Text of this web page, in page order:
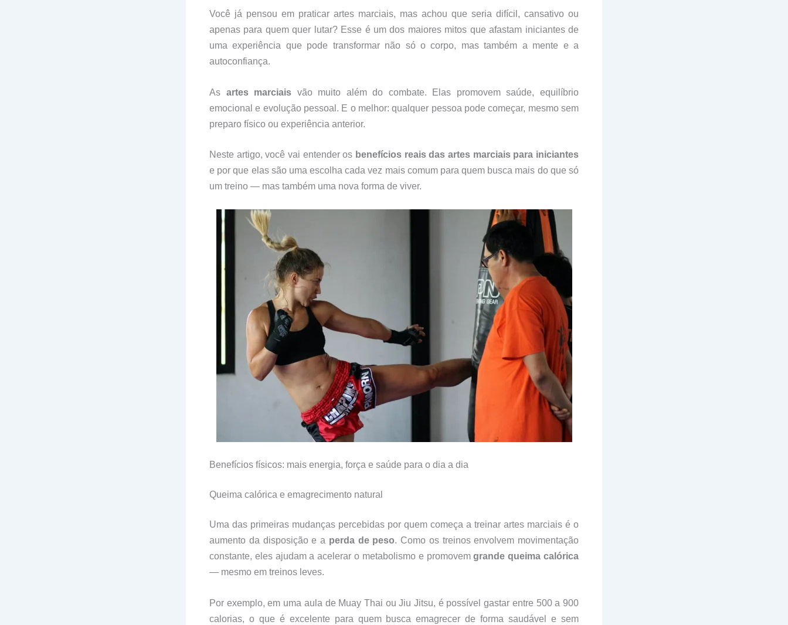
Você já pensou em praticar artes marciais, mas achou que seria difícil, cansativo ou
apenas para quem quer lutar? Esse é um dos maiores mitos que afastam iniciantes de
uma experiência que pode transformar não só o corpo, mas também a mente e a
autoconfiança.
As artes marciais vão muito além do combate. Elas promovem saúde, equilíbrio
emocional e evolução pessoal. E o melhor: qualquer pessoa pode começar, mesmo sem
preparo físico ou experiência anterior.
Neste artigo, você vai entender os benefícios reais das artes marciais para iniciantes
e por que elas são uma escolha cada vez mais comum para quem busca mais do que só
um treino — mas também uma nova forma de viver.
Benefícios físicos: mais energia, força e saúde para o dia a dia
Queima calórica e emagrecimento natural
Uma das primeiras mudanças percebidas por quem começa a treinar artes marciais é o
aumento da disposição e a perda de peso. Como os treinos envolvem movimentação
constante, eles ajudam a acelerar o metabolismo e promovemgrande queima calórica
— mesmo em treinos leves.
Por exemplo, em uma aula de Muay Thai ou Jiu Jitsu, é possível gastar entre 500 a 900
calorias, o que é excelente para quem busca emagrecer de forma saudável e sem